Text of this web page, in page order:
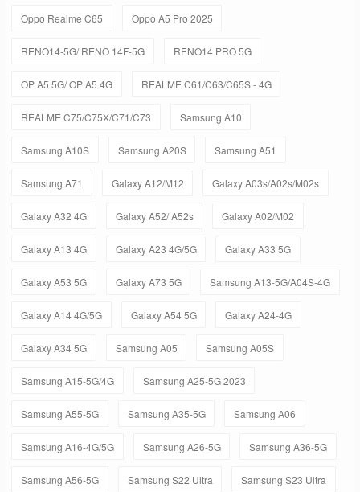
Oppo Realme C65 Oppo A5 Pro 2025
RENO14-5G/ RENO 14F-5G RENO14 PRO 5G
OP A5 5G/ OP A5 4G REALME C61/C63/C65S - 4G
REALME C75/C75X/C71/C73 Samsung A10
Samsung A10S Samsung A20S Samsung A51
Samsung A71 Galaxy A12/M12 Galaxy A03s/A02s/M02s
Galaxy A32 4G Galaxy A52/ A52s Galaxy A02/M02
Galaxy A13 4G Galaxy A23 4G/5G Galaxy A33 5G
Galaxy A53 5G Galaxy A73 5G Samsung A13-5G/A04S-4G
Galaxy A14 4G/5G Galaxy A54 5G Galaxy A24-4G
Galaxy A34 5G Samsung A05 Samsung A05S
Samsung A15-5G/4G Samsung A25-5G 2023
Samsung A55-5G Samsung A35-5G Samsung A06
Samsung A16-4G/5G Samsung A26-5G Samsung A36-5G
Samsung A56-5G Samsung S22 Ultra Samsung S23 Ultra